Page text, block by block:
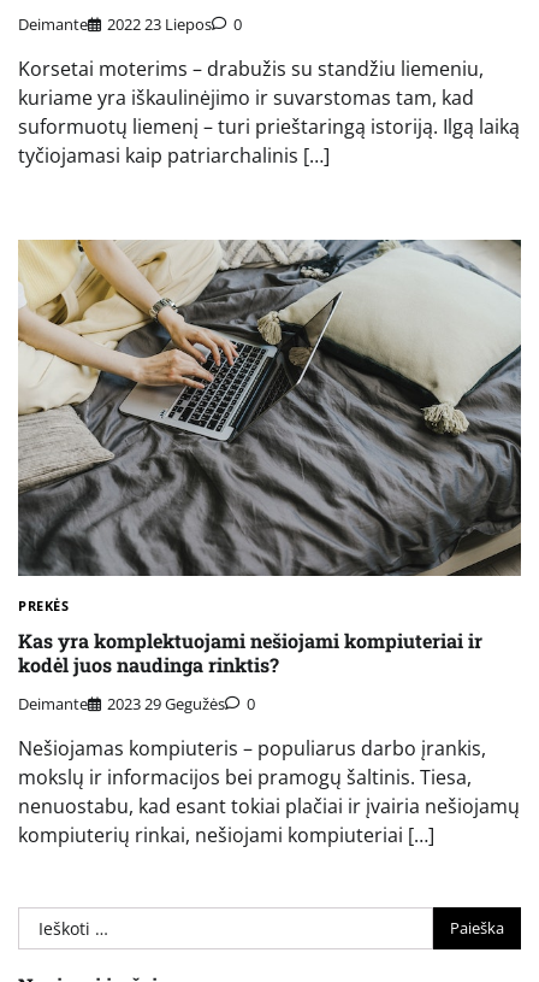
Deimante 2022 23 Liepos 0
Korsetai moterims – drabužis su standžiu liemeniu,
kuriame yra iškaulinėjimo ir suvarstomas tam, kad
suformuotų liemenį – turi prieštaringą istoriją. Ilgą laiką
tyčiojamasi kaip patriarchalinis […]
PREKĖS
Kas yra komplektuojami nešiojami kompiuteriai ir
kodėl juos naudinga rinktis?
Deimante 2023 29 Gegužės 0
Nešiojamas kompiuteris – populiarus darbo įrankis,
mokslų ir informacijos bei pramogų šaltinis. Tiesa,
nenuostabu, kad esant tokiai plačiai ir įvairia nešiojamų
kompiuterių rinkai, nešiojami kompiuteriai […]
Ieškoti: